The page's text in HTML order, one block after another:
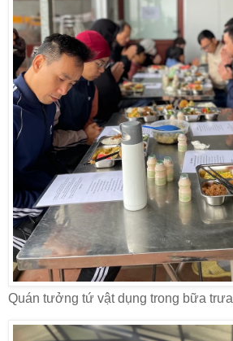
Quán tưởng tứ vật dụng trong bữa trưa